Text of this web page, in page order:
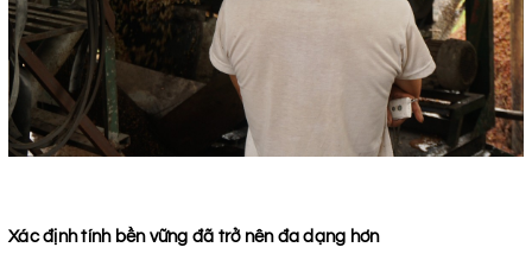
Xác định tính bền vững đã trở nên đa dạng hơn